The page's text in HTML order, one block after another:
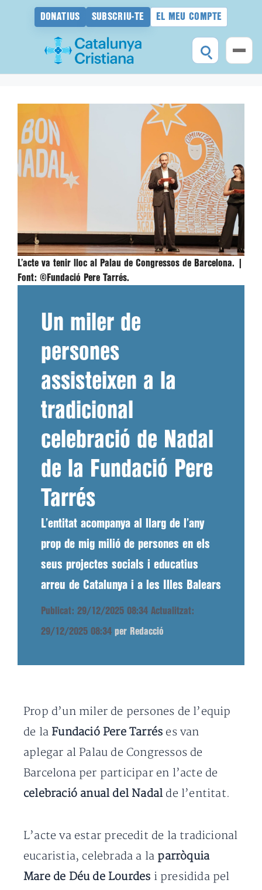
DONATIUS SUBSCRIU-TE EL MEU COMPTE
L’acte va tenir lloc al Palau de Congressos de Barcelona. |
Font: ©Fundació Pere Tarrés.
Un miler de
persones
assisteixen a la
tradicional
celebració de Nadal
de la Fundació Pere
Tarrés
L’entitat acompanya al llarg de l’any
prop de mig milió de persones en els
seus projectes socials i educatius
arreu de Catalunya i a les Illes Balears
Publicat: 29/12/2025 08:34 Actualitzat:
29/12/2025 08:34 per Redacció
Prop d’un miler de persones de l’equip
de la Fundació Pere Tarrés es van
aplegar al Palau de Congressos de
Barcelona per participar en l’acte de
celebració anual del Nadalde l’entitat.
L’acte va estar precedit de la tradicional
eucaristia, celebrada a la parròquia
Mare de Déu de Lourdes i presidida pel